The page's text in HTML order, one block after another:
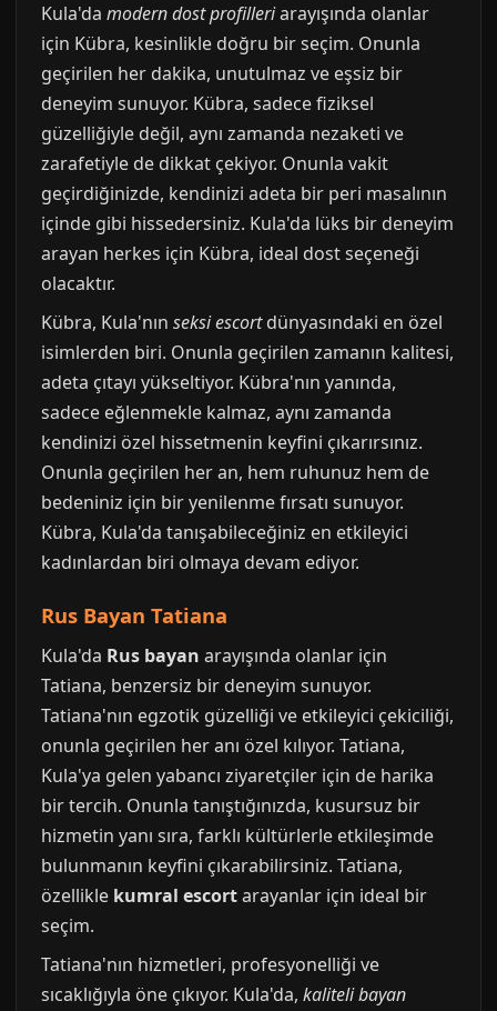
Kula'da modern dost profilleriarayışında olanlar
için Kübra, kesinlikle doğru bir seçim. Onunla
geçirilen her dakika, unutulmaz ve eşsiz bir
deneyim sunuyor. Kübra, sadece fiziksel
güzelliğiyle değil, aynı zamanda nezaketi ve
zarafetiyle de dikkat çekiyor. Onunla vakit
geçirdiğinizde, kendinizi adeta bir peri masalının
içinde gibi hissedersiniz. Kula'da lüks bir deneyim
arayan herkes için Kübra, ideal dost seçeneği
olacaktır.
Kübra, Kula'nın seksi escortdünyasındaki en özel
isimlerden biri. Onunla geçirilen zamanın kalitesi,
adeta çıtayı yükseltiyor. Kübra'nın yanında,
sadece eğlenmekle kalmaz, aynı zamanda
kendinizi özel hissetmenin keyfini çıkarırsınız.
Onunla geçirilen her an, hem ruhunuz hem de
bedeniniz için bir yenilenme fırsatı sunuyor.
Kübra, Kula'da tanışabileceğiniz en etkileyici
kadınlardan biri olmaya devam ediyor.
Rus Bayan Tatiana
Kula'da Rus bayan arayışında olanlar için
Tatiana, benzersiz bir deneyim sunuyor.
Tatiana'nın egzotik güzelliği ve etkileyici çekiciliği,
onunla geçirilen her anı özel kılıyor. Tatiana,
Kula'ya gelen yabancı ziyaretçiler için de harika
bir tercih. Onunla tanıştığınızda, kusursuz bir
hizmetin yanı sıra, farklı kültürlerle etkileşimde
bulunmanın keyfini çıkarabilirsiniz. Tatiana,
özellikle kumral escortarayanlar için ideal bir
seçim.
Tatiana'nın hizmetleri, profesyonelliği ve
sıcaklığıyla öne çıkıyor. Kula'da, kaliteli bayan